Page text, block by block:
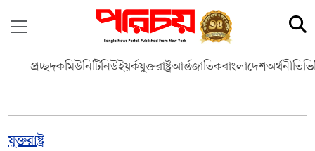
প্রচ্ছদকমিউনিটিনিউইয়র্কযুক্তরাষ্ট্রআর্ন্তজাতিকবাংলাদেশঅর্থনীতি
যুক্তরাষ্ট্র